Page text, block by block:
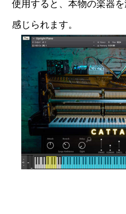
使用すると、本物の楽器
感じられます。